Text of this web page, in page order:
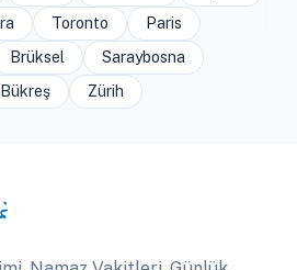
Toronto
Paris
Brüksel
Saraybosna
Bükreş Zürih